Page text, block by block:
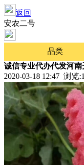
返回
安农二号
品类
诚信专业代办代发河
2020-03-18 12:47 浏览: